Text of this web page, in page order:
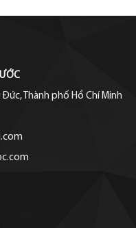
Đức, Thành phố Hồ Chí Minh